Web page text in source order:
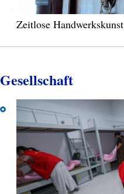
Zeitlose
Gesellschaft